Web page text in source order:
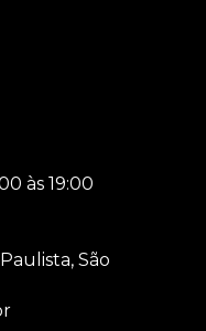
às 19:00
São